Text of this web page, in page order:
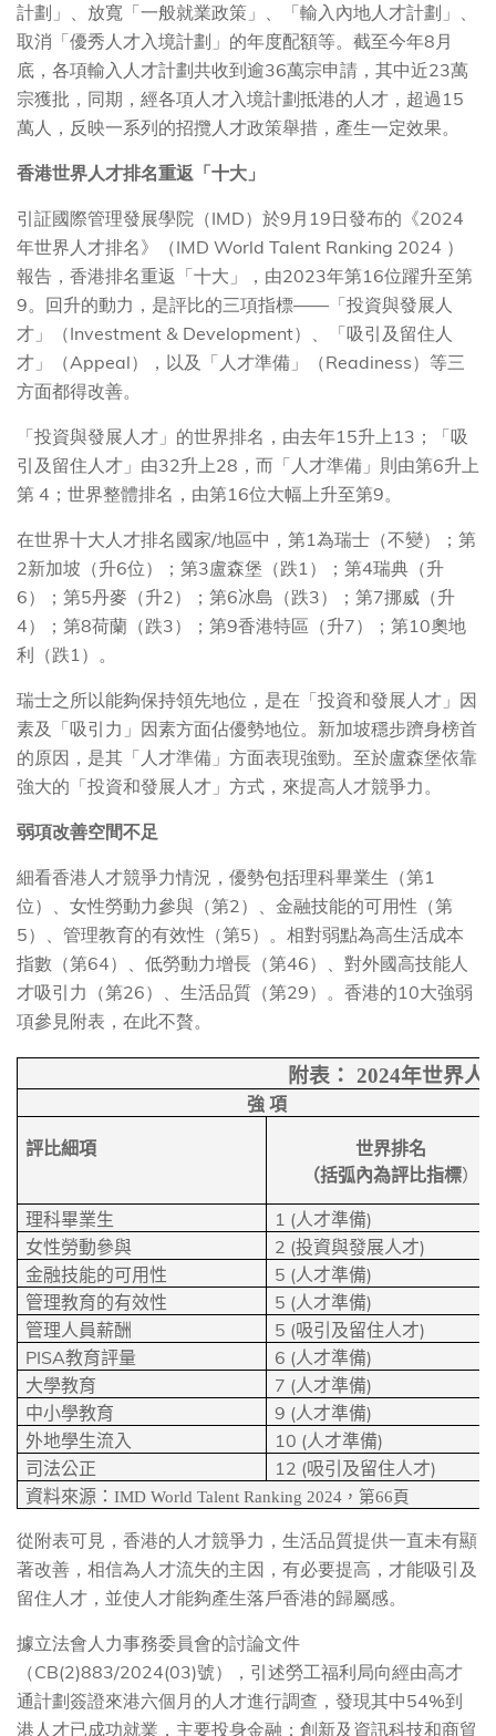
計劃」、放寬「一般就業政策」、「輸入內地人才計劃」、
取消「優秀人才入境計劃」的年度配額等。截至今年8月
底，各項輸入人才計劃共收到逾36萬宗申請，其中近23萬
宗獲批，同期，經各項人才入境計劃抵港的人才，超過15
萬人，反映一系列的招攬人才政策舉措，產生一定效果。
香港世界人才排名重返「十大」
引証國際管理發展學院（IMD）於9月19日發布的《2024
年世界人才排名》（IMD World Talent Ranking 2024 ）
報告，香港排名重返「十大」，由2023年第16位躍升至第
9。回升的動力，是評比的三項指標——「投資與發展人
才」（Investment & Development）、「吸引及留住人
才」（Appeal），以及「人才準備」（Readiness）等三
方面都得改善。
「投資與發展人才」的世界排名，由去年15升上13；「吸
引及留住人才」由32升上28，而「人才準備」則由第6升上
第 4；世界整體排名，由第16位大幅上升至第9。
在世界十大人才排名國家/地區中，第1為瑞士（不變）；第
2新加坡（升6位）；第3盧森堡（跌1）；第4瑞典（升
6）；第5丹麥（升2）；第6冰島（跌3）；第7挪威（升
4）；第8荷蘭（跌3）；第9香港特區（升7）；第10奧地
利（跌1）。
瑞士之所以能夠保持領先地位，是在「投資和發展人才」因
素及「吸引力」因素方面佔優勢地位。新加坡穩步躋身榜首
的原因，是其「人才準備」方面表現強勁。至於盧森堡依靠
強大的「投資和發展人才」方式，來提高人才競爭力。
弱項改善空間不足
細看香港人才競爭力情況，優勢包括理科畢業生（第1
位）、女性勞動力參與（第2）、金融技能的可用性（第
5）、管理教育的有效性（第5）。相對弱點為高生活成本
指數（第64）、低勞動力增長（第46）、對外國高技能人
才吸引力（第26）、生活品質（第29）。香港的10大強弱
項參見附表，在此不贅。
附表： 2024年世界人
強 項
評比細項
世界排名
（括弧內為評比指標）
理科畢業生 1 (人才準備)
女性勞動參與 2 (投資與發展人才)
金融技能的可用性 5 (人才準備)
管理教育的有效性 5 (人才準備)
管理人員薪酬 5 (吸引及留住人才)
PISA教育評量 6 (人才準備)
大學教育 7 (人才準備)
中小學教育 9 (人才準備)
外地學生流入 10 (人才準備)
司法公正 12 (吸引及留住人才)
資料來源：IMD World Talent Ranking 2024 ，第66頁
從附表可見，香港的人才競爭力，生活品質提供一直未有顯
著改善，相信為人才流失的主因，有必要提高，才能吸引及
留住人才，並使人才能夠產生落戶香港的歸屬感。
據立法會人力事務委員會的討論文件
（CB(2)883/2024(03)號），引述勞工福利局向經由高才
通計劃簽證來港六個月的人才進行調查，發現其中54%到
港人才已成功就業，主要投身金融；創新及資訊科技和商貿